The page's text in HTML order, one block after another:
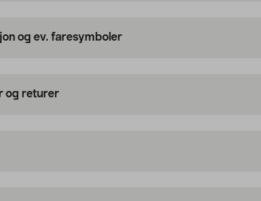
og ev. faresymboler
og returer